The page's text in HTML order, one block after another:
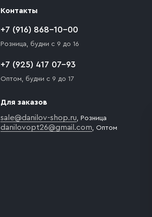
Контакты
+7 (916) 868-10-00
Розница, будни с 9 до 16
+7 (925) 417 07-93
Оптом, будни с 9 до 17
Для заказов
sale@danilov-shop.ru, Розница
danilovopt26@gmail.com, Оптом